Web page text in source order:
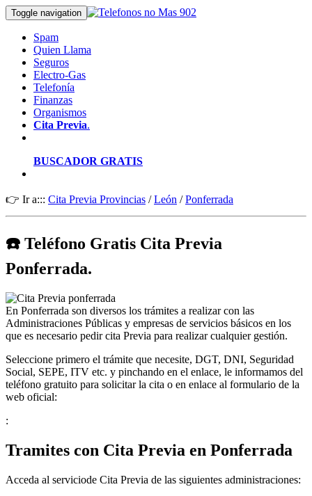
Toggle navigation
Spam
Quien Llama
Seguros
Electro-Gas
Telefonía
Finanzas
Organismos
Cita Previa.
BUSCADOR GRATIS
👉 Ir a::: Cita Previa Provincias /León /Ponferrada
☎️ Teléfono Gratis Cita Previa
Ponferrada.
En Ponferrada son diversos los trámites a realizar con las
Administraciones Públicas y empresas de servicios básicos en los
que es necesario pedir cita Previa para realizar cualquier gestión.
Seleccione primero el trámite que necesite, DGT, DNI, Seguridad
Social, SEPE, ITV etc. y pinchando en el enlace, le informamos del
teléfono gratuito para solicitar la cita o en enlace al formulario de la
web oficial:
:
Tramites con Cita Previa en Ponferrada
Acceda al serviciode Cita Previa de las siguientes administraciones: